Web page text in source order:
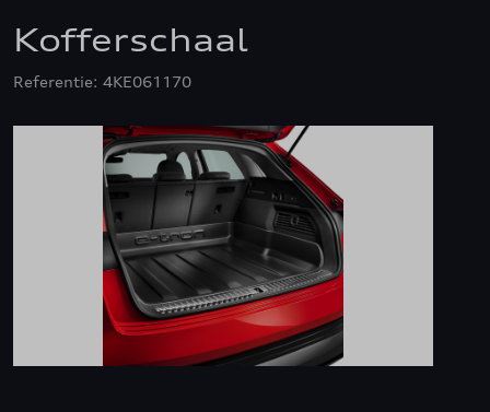
Kofferschaal
Referentie: 4KE061170